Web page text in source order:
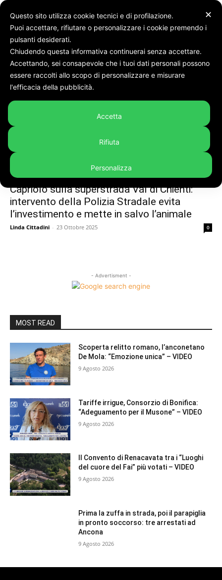
Tags Fauna selvatica
Tag:fauna selvatica
Capriolo sulla superstrada Val di Chienti:
intervento della Polizia Stradale evita
l’investimento e mette in salvo l’animale
Linda Cittadini - 23 Ottobre 2025 0
- Advertisment -
MOST READ
Scoperta relitto romano, l’anconetano
De Mola: “Emozione unica” – VIDEO
9 Agosto 2026
Tariffe irrigue, Consorzio di Bonifica:
“Adeguamento per il Musone” – VIDEO
9 Agosto 2026
Il Convento di Renacavata tra i “Luoghi
del cuore del Fai” più votati – VIDEO
9 Agosto 2026
Prima la zuffa in strada, poi il parapiglia
in pronto soccorso: tre arrestati ad
Ancona
9 Agosto 2026
✕
Questo sito utilizza cookie tecnici e di profilazione.
Puoi accettare, rifiutare o personalizzare i cookie premendo i
pulsanti desiderati.
Chiudendo questa informativa continuerai senza accettare.
Accettando, sei consapevole che i tuoi dati personali possono
essere raccolti allo scopo di personalizzare e misurare
l'efficacia della pubblicità.
Accetta
Rifiuta
Personalizza